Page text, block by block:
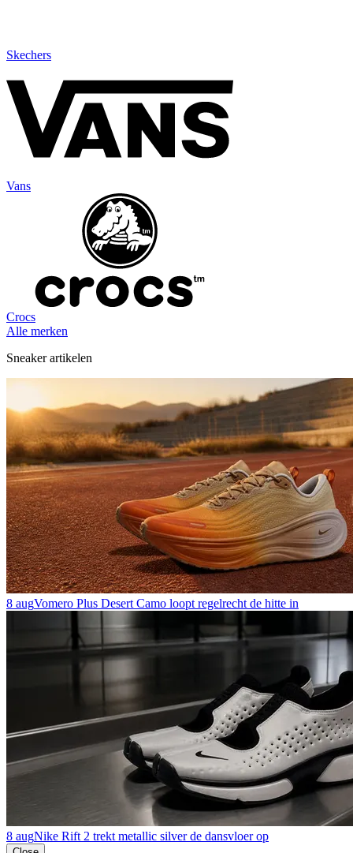
Skechers
Vans
Crocs
Alle merken
Sneaker artikelen
8 augVomero Plus Desert Camo loopt regelrecht de hitte in
8 augNike Rift 2 trekt metallic silver de dansvloer op